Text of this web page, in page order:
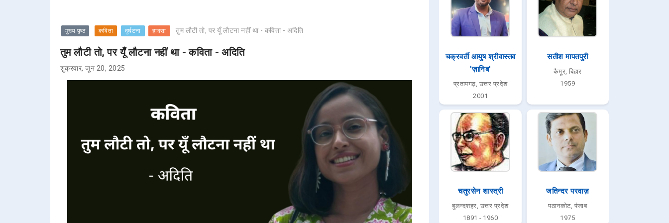
मुख्य पृष्ठ कविता दुर्घटना हादसा तुम लौटी तो, पर यूँ लौटना नहीं था - कविता - अदिति
तुम लौटी तो, पर यूँ लौटना नहीं था - कविता - अदिति
शुक्रवार, जून 20, 2025
चक्रवर्ती आयुष श्रीवास्तव
'ज़ानिब'
प्रतापगढ़, उत्तर प्रदेश
2001
सतीश मापतपुरी
कैमूर, बिहार
1959
चतुरसेन शास्त्री
बुलन्दशहर, उत्तर प्रदेश
1891 - 1960
जतिन्दर परवाज़
पठानकोट, पंजाब
1975